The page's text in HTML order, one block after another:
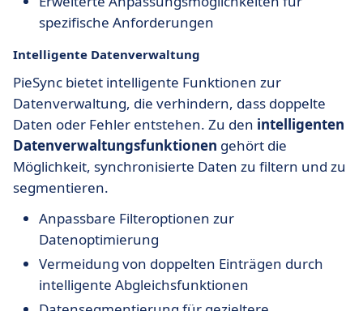
spezifische Anforderungen
Intelligente Datenverwaltung
PieSync bietet intelligente Funktionen zur
Datenverwaltung, die verhindern, dass doppelte
Daten oder Fehler entstehen. Zu den intelligenten
Datenverwaltungsfunktionen gehört die
Möglichkeit, synchronisierte Daten zu filtern und zu
segmentieren.
Anpassbare Filteroptionen zur
Datenoptimierung
Vermeidung von doppelten Einträgen durch
intelligente Abgleichsfunktionen